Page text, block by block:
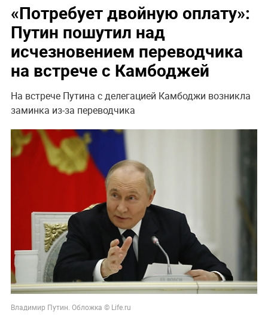
«Потребует двойную оплату»:
Путин пошутил над
исчезновением переводчика
на встрече с Камбоджей
На встрече Путина с делегацией Камбоджи возникла
заминка из-за переводчика
Владимир Путин. Обложка © Life.ru